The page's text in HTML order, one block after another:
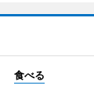
食べる